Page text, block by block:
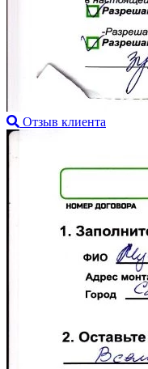
Отзыв клиента